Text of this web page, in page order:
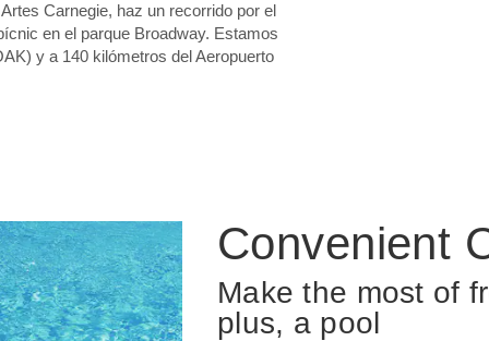
Carnegie, haz un recorrido por el
en el parque Broadway. Estamos
y a 140 kilómetros del Aeropuerto
Convenient
Make the most of
plus, a pool